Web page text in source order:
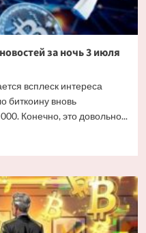
за ночь 3 июля
всплеск интереса
биткоину вновь
Конечно, это довольно...